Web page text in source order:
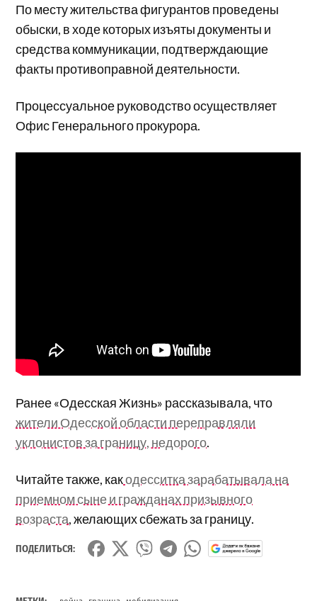
По месту жительства фигурантов проведены
обыски, в ходе которых изъяты документы и
средства коммуникации, подтверждающие
факты противоправной деятельности.
Процессуальное руководство осуществляет
Офис Генерального прокурора.
Ранее «Одесская Жизнь» рассказывала, что
жители Одесской области переправляли
уклонистов за границу, недорого.
Читайте также, какодесситка зарабатывала на
приемном сыне и гражданах призывного
возраста, желающих сбежать за границу.
ПОДЕЛИТЬСЯ: